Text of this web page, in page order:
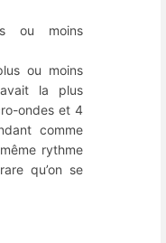
ou moins
ou moins
la plus
ondes et 4
comme
rythme
qu’on se